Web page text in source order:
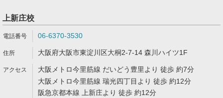
上新庄校
06-6370-3530
大阪府大阪市東淀川区大桐2-7-14 森川ハイツ1F
大阪メトロ今里筋線 だいどう豊里より 徒歩 約7分
大阪メトロ今里筋線 瑞光四丁目より 徒歩 約12分
阪急京都本線 上新庄より 徒歩 約12分